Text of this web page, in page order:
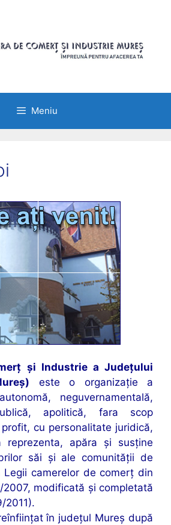
Meniu
și Industrie a Județului
este o organizație a
neguvernamentală,
apolitică, fara scop
cu personalitate juridică,
reprezenta, apăra și susține
săi și ale comunității de
Legii camerelor de comerţ din
2007, modificată și completată
2011).
în judeţul Mureş după